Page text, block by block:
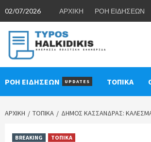
content
02/07/2026 ΑΡΧΙΚΗ ΡΟΗ ΕΙΔΗΣΕΩΝ
ΡΟΗ ΕΙΔΗΣΕΩΝ UPDATES ΤΟΠΙΚΑ
ΑΡΧΙΚΉ ΤΟΠΙΚΑ ΔΉΜΟΣ ΚΑΣΣΆΝΔΡΑΣ:
BREAKING ΤΟΠΙΚΑ